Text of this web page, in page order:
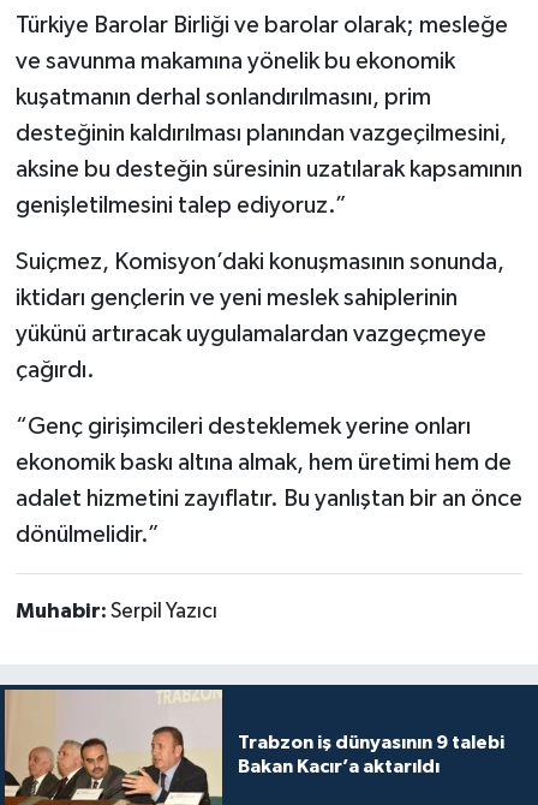
Türkiye Barolar Birliği ve barolar olarak; mesleğe
ve savunma makamına yönelik bu ekonomik
kuşatmanın derhal sonlandırılmasını, prim
desteğinin kaldırılması planından vazgeçilmesini,
aksine bu desteğin süresinin uzatılarak kapsamının
genişletilmesini talep ediyoruz.”
Suiçmez, Komisyon’daki konuşmasının sonunda,
iktidarı gençlerin ve yeni meslek sahiplerinin
yükünü artıracak uygulamalardan vazgeçmeye
çağırdı.
“Genç girişimcileri desteklemek yerine onları
ekonomik baskı altına almak, hem üretimi hem de
adalet hizmetini zayıflatır. Bu yanlıştan bir an önce
dönülmelidir.”
Muhabir: Serpil Yazıcı
Trabzon iş dünyasının 9 talebi
Bakan Kacır’a aktarıldı